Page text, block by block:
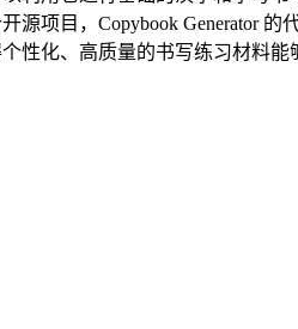
项目，Copybook Generator
性化、高质量的书写练习材料能